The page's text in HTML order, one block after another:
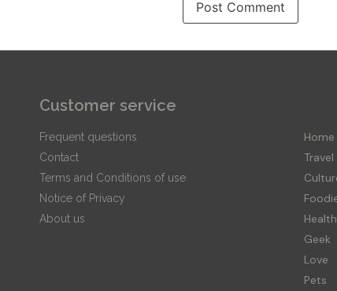
Customer service
Frequent questions
Contact
Terms and Conditions of use
Notice of Privacy
About us
Home
Travel
Geek
Love
Pets